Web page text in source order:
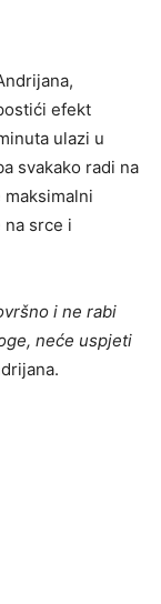
efekt
ulazi u
svakako radi na
srce i
i ne rabi
neće uspjeti